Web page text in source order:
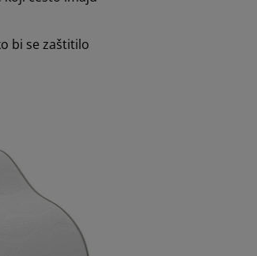
bi se zaštitilo